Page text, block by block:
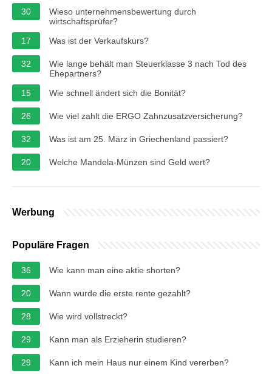
30
Wieso unternehmensbewertung durch
wirtschaftsprüfer?
17
Was ist der Verkaufskurs?
32
Wie lange behält man Steuerklasse 3 nach Tod des
Ehepartners?
15
Wie schnell ändert sich die Bonität?
26 Wie viel zahlt die ERGO Zahnzusatzversicherung?
32 Was ist am 25. März in Griechenland passiert?
20 Welche Mandela-Münzen sind Geld wert?
Werbung
Populäre Fragen
36 Wie kann man eine aktie shorten?
20 Wann wurde die erste rente gezahlt?
28 Wie wird vollstreckt?
29 Kann man als Erzieherin studieren?
29 Kann ich mein Haus nur einem Kind vererben?